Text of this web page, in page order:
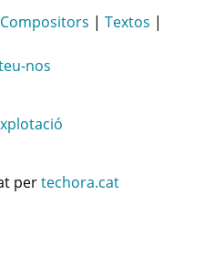
Compositors | Textos |
nos
pertechora.cat